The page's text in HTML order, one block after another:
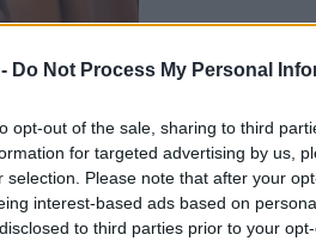
Do Not Process My Personal
opt-out of the sale, sharing to third
for targeted advertising by us,
selection. Please note that after your
interest-based ads based on
to third parties prior to your
igazgató,kiskorú,kitüntetés ,pedofil,szabadul
Pál bizalmasát a Szőlő